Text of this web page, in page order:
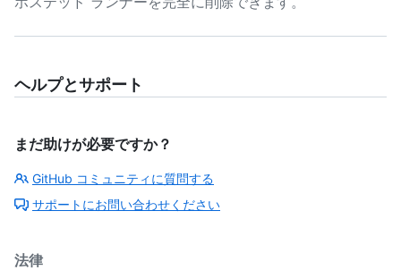
ヘルプとサポート
まだ助けが必要ですか？
GitHub コミュニティに質問する
サポートにお問い合わせください
法律